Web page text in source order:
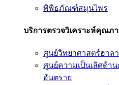
พิพิธภัณฑ์สมุนไพร
บริการตรวจวิเคราะห์คุณภ
ศูนย์วิทยาศาสตร์ฮาล
ศูนย์ความเป็นเลิศด้า
อันตราย